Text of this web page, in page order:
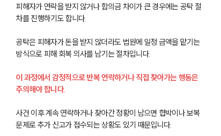
그룹소개
대륜의 강점
피해자가 연락을 받지 않거나 합의금 차이가 큰 경우에는 공탁 절
차를 진행하기도 합니다.
공탁은 피해자가 돈을 받지 않더라도 법원에 일정 금액을 맡기는
방식으로 피해 회복 의사를 남기는 절차입니다.
이 과정에서 감정적으로 반복 연락하거나 직접 찾아가는 행동은
주의해야 합니다.
사건 이후 계속 연락하거나 찾아간 정황이 남으면 협박이나 보복
문제로 추가 신고가 접수되는 상황도 있기 때문입니다.